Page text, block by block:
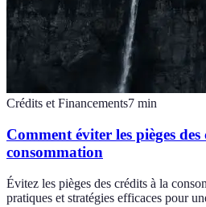
Crédits et Financements7 min
Comment éviter les pièges
consommation
Évitez les pièges des crédits à la
pratiques et stratégies efficaces pour